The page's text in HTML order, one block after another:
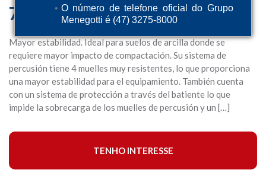
O número de telefone oficial do Grupo
Menegotti é (47) 3275-8000
75M
Mayor estabilidad. Ideal para suelos de arcilla donde se
requiere mayor impacto de compactación. Su sistema de
percusión tiene 4 muelles muy resistentes, lo que proporciona
una mayor estabilidad para el equipamiento. También cuenta
con un sistema de protección a través del batiente lo que
impide la sobrecarga de los muelles de percusión y un […]
TENHO INTERESSE